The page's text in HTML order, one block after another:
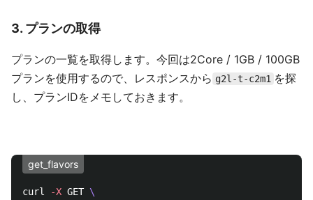
3. プランの取得
プランの一覧を取得します。今回は2Core / 1GB / 100GB
プランを使用するので、レスポンスから g2l-t-c2m1 を探
し、プランIDをメモしておきます。
get_flavors
curl -X GET \